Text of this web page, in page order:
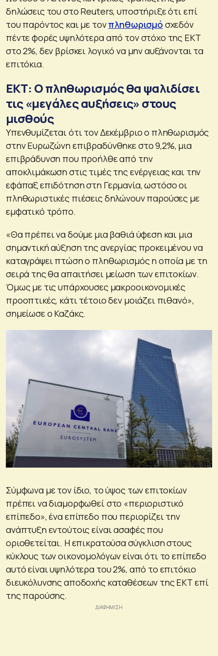
δηλώσεις του στο Reuters, υποστήριξε ότι επί
του παρόντος και με τονπληθωρισμό σχεδόν
πέντε φορές υψηλότερα από τον στόχο της ΕΚΤ
στο 2%, δεν βρίσκει λογικό να μην αυξάνονται τα
επιτόκια.
ΕΚΤ: Ο πληθωρισμός θα ψαλιδίσει
τις «μεγάλες αυξήσεις» στους
μισθούς
Υπενθυμίζεται ότι τον Δεκέμβριο ο πληθωρισμός
στην Ευρωζώνη επιβραδύνθηκε στο 9,2%, μια
επιβράδυνση που προήλθε από την
αποκλιμάκωση στις τιμές της ενέργειας και την
εφάπαξ επιδότηση στη Γερμανία, ωστόσο οι
πληθωριστικές πιέσεις δηλώνουν παρούσες με
εμφατικό τρόπο.
«Θα πρέπει να δούμε μια βαθιά ύφεση και μια
σημαντική αύξηση της ανεργίας προκειμένου να
καταγράψει πτώση ο πληθωρισμός η οποία με τη
σειρά της θα απαιτήσει μείωση των επιτοκίων.
Όμως με τις υπάρχουσες μακροοικονομικές
προοπτικές, κάτι τέτοιο δεν μοιάζει πιθανό»,
σημείωσε ο Καζάκς.
Σύμφωνα με τον ίδιο, το ύψος των επιτοκίων
πρέπει να διαμορφωθεί στο «περιοριστικό
επίπεδο», ένα επίπεδο που περιορίζει την
ανάπτυξη εντούτοις είναι ασαφές που
οριοθετείται. Η επικρατούσα σύγκλιση στους
κύκλους των οικονομολόγων είναι ότι το επίπεδο
αυτό είναι υψηλότερα του 2%, από το επιτόκιο
διευκόλυνσης αποδοχής καταθέσεων της ΕΚΤ επί
της παρούσης.